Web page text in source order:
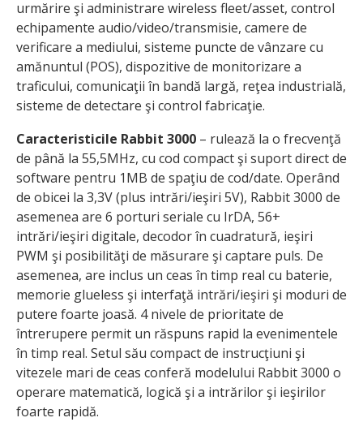
urmărire şi administrare wireless fleet/asset, control
echipamente audio/video/transmisie, camere de
verificare a mediului, sisteme puncte de vânzare cu
amănuntul (POS), dispozitive de monitorizare a
traficului, comunicaţii în bandă largă, reţea industrială,
sisteme de detectare şi control fabricaţie.
Caracteristicile Rabbit 3000 – rulează la o frecvenţă
de până la 55,5MHz, cu cod compact şi suport direct de
software pentru 1MB de spaţiu de cod/date. Operând
de obicei la 3,3V (plus intrări/ieşiri 5V), Rabbit 3000 de
asemenea are 6 porturi seriale cu IrDA, 56+
intrări/ieşiri digitale, decodor în cuadratură, ieşiri
PWM şi posibilităţi de măsurare şi captare puls. De
asemenea, are inclus un ceas în timp real cu baterie,
memorie glueless şi interfaţă intrări/ieşiri şi moduri de
putere foarte joasă. 4 nivele de prioritate de
întrerupere permit un răspuns rapid la evenimentele
în timp real. Setul său compact de instrucţiuni şi
vitezele mari de ceas conferă modelului Rabbit 3000 o
operare matematică, logică şi a intrărilor şi ieşirilor
foarte rapidă.